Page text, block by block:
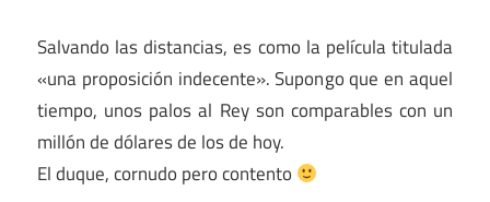
Salvando las distancias, es como la película titulada
«una proposición indecente». Supongo que en aquel
tiempo, unos palos al Rey son comparables con un
millón de dólares de los de hoy.
El duque, cornudo pero contento